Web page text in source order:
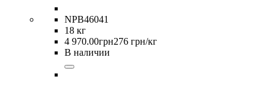
NPB46041
18 кг
4 970.00грн276 грн/кг
В наличии